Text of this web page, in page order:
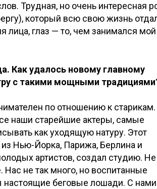
Трудная, но очень интересная
который всю свою жизнь
лица, глаз — то, чем занимался мой
Как удалось новому главному
с такими мощными
по отношению к
наши старейшие актеры, самые
как уходящую натуру. Этот
из Нью-Йорка, Парижа, Берлина и
артистов, создал студию. Не
Нас не так много, но воспитанные
беговые лошади. С нами